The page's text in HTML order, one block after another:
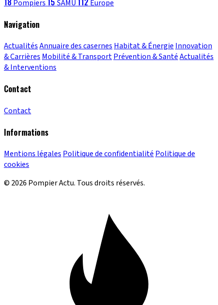
Pompiers SAMU Europe
Navigation
ActualitésAnnuaire des casernes Habitat & Énergie Innovation
& Carrières Mobilité & TransportPrévention & SantéActualités
& Interventions
Contact
Contact
Informations
Mentions légales Politique de confidentialité Politique de
cookies
© 2026 Pompier Actu. Tous droits réservés.